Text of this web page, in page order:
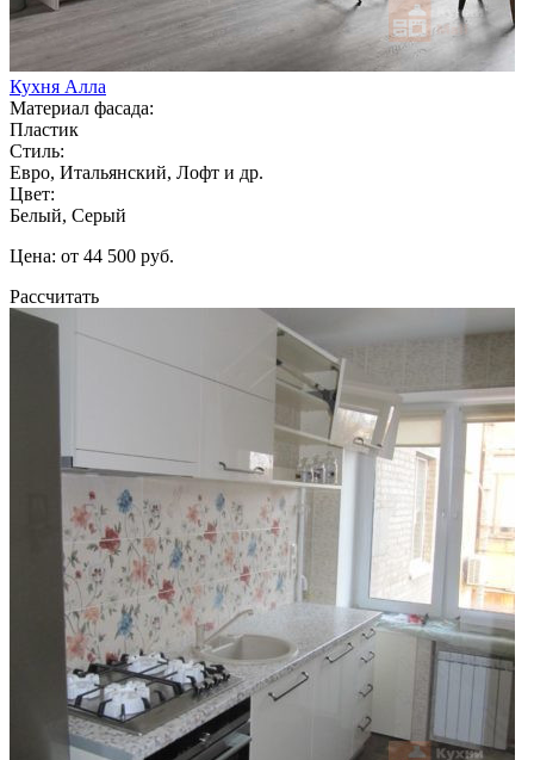
Кухня Алла
Материал фасада:
Пластик
Стиль:
Евро, Итальянский, Лофт и др.
Цвет:
Белый, Серый
Цена: от 44 500 руб.
Рассчитать